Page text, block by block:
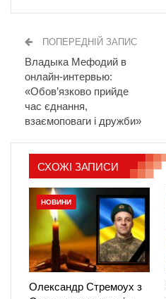
ПОПЕРЕДНІЙ ЗАПИС
Владыка Мефодий в
онлайн-интервью:
«Обов’язково прийде
час єднання,
взаємоповаги і дружби»
СХОЖІ ЗАПИСИ
НОВИНИ
Олександр Стремоух з